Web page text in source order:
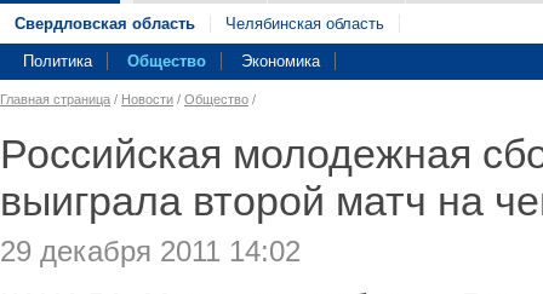
Свердловская область Челябинская область
Политика Общество Экономика
Главная страница / Новости / Общество /
Российская молодежная
выиграла второй матч на
29 декабря 2011 14:02